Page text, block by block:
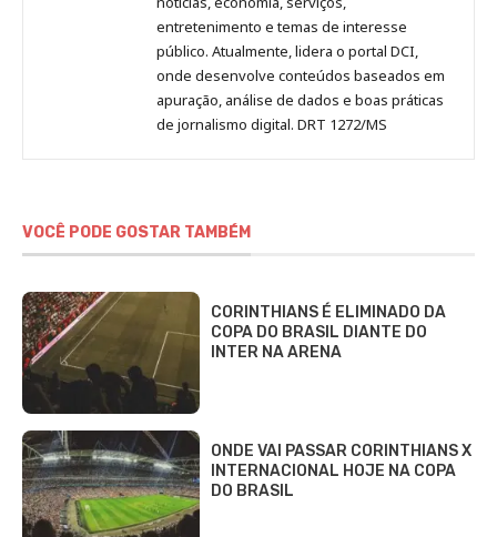
entretenimento e temas de interesse
público. Atualmente, lidera o portal DCI,
onde desenvolve conteúdos baseados em
apuração, análise de dados e boas práticas
de jornalismo digital. DRT 1272/MS
VOCÊ PODE GOSTAR TAMBÉM
CORINTHIANS É ELIMINADO DA
COPA DO BRASIL DIANTE DO
INTER NA ARENA
ONDE VAI PASSAR CORINTHIANS X
INTERNACIONAL HOJE NA COPA
DO BRASIL